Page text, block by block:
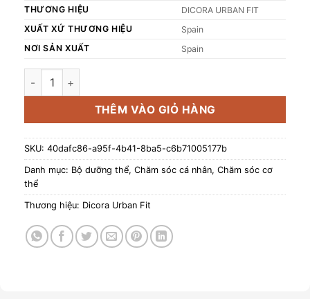
THƯƠNG HIỆU
DICORA URBAN FIT
XUẤT XỨ THƯƠNG HIỆU
Spain
NƠI SẢN XUẤT
Spain
Combo 4: Sữa dưỡng thể Dicora Urban Fit Vitamin C và
THÊM VÀO GIỎ HÀNG
SKU: 40dafc86-a95f-4b41-8ba5-c6b71005177b
Danh mục: Bộ dưỡng thể, Chăm sóc cá nhân, Chăm sóc cơ
thể
Thương hiệu: Dicora Urban Fit